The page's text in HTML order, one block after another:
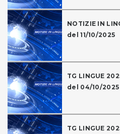
NOTIZIE IN
del 11/10/2025
TG LINGUE
del 04/10/2025
TG LINGUE